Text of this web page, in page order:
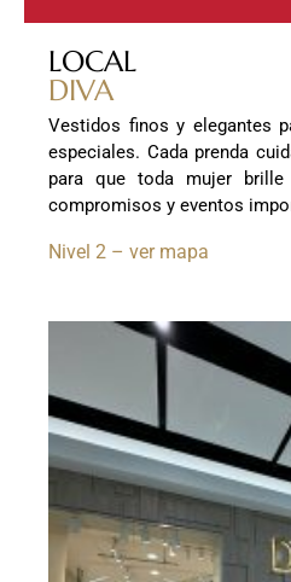
LOCAL
DIVA
Vestidos finos y elegantes
especiales. Cada prenda
para que toda mujer
compromisos y eventos
Nivel 2 – ver mapa